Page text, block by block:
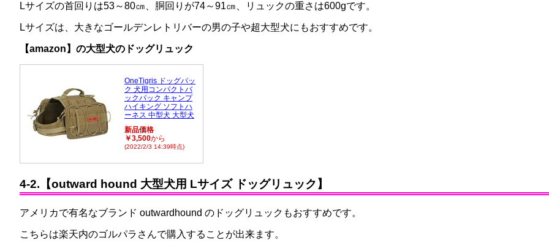
Lサイズの首回りは53～80㎝、胴回りが74～91㎝、リュックの重さは600gです。
Lサイズは、大きなゴールデンレトリバーの男の子や超大型犬にもおすすめです。
【amazon】の大型犬のドッグリュック
OneTigris ドッグパッ
ク 犬用コンパクトバ
ックパック キャンプ
ハイキング ソフトハ
ーネス 中型犬 大型犬
新品価格
￥3,500から
(2022/2/3 14:39時点)
4-2.【outward hound 大型犬用 Lサイズ ドッグリュック】
アメリカで有名なブランド outwardhound のドッグリュックもおすすめです。
こちらは楽天内のゴルパラさんで購入することが出来ます。